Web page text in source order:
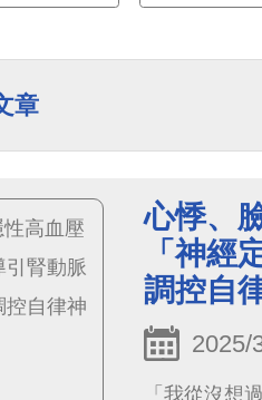
章
心悸、
「神經
調控自
2025/
「我從沒想